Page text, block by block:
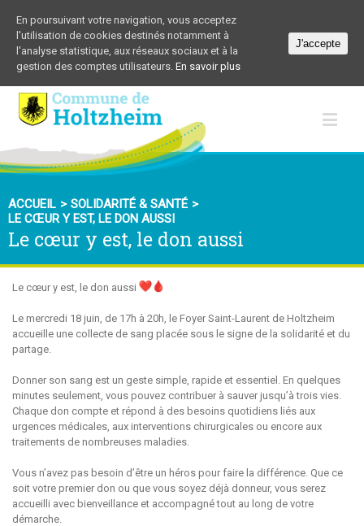
ACCUEIL > SOLIDARITÉ & SANTÉ >
LE CŒUR Y EST, LE DON AUSSI
Le cœur y est, le don aussi
Le cœur y est, le don aussi
Le mercredi 18 juin, de 17h à 20h, le Foyer Saint-Laurent de Holtzheim
accueille une collecte de sang placée sous le signe de la solidarité et du
partage.
Donner son sang est un geste simple, rapide et essentiel. En quelques
minutes seulement, vous pouvez contribuer à sauver jusqu’à trois vies.
Chaque don compte et répond à des besoins quotidiens liés aux
urgences médicales, aux interventions chirurgicales ou encore aux
traitements de nombreuses maladies.
Vous n’avez pas besoin d’être un héros pour faire la différence. Que ce
soit votre premier don ou que vous soyez déjà donneur, vous serez
accueilli avec bienveillance et accompagné tout au long de votre
démarche.
En poursuivant votre navigation, vous acceptez
l'utilisation de cookies destinés notamment à
l'analyse statistique, aux réseaux sociaux et à la
gestion des comptes utilisateurs. En savoir plus
J'accepte